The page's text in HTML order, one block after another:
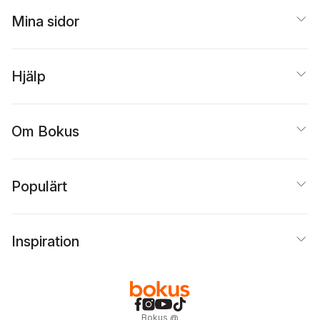
Mina sidor
Hjälp
Om Bokus
Populärt
Inspiration
Bokus @